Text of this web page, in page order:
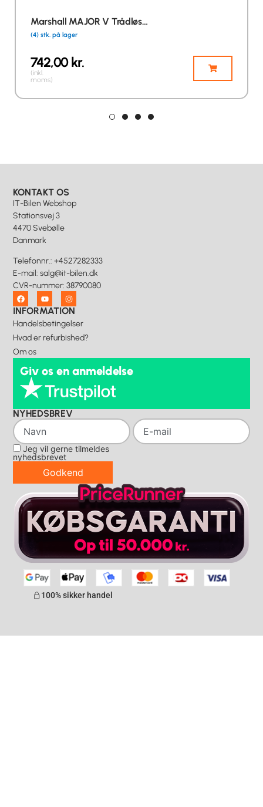
Marshall MAJOR V Trådløs…
(4) stk. på lager
742,00kr.
(inkl.
moms)
KONTAKT OS
IT-Bilen Webshop
Stationsvej 3
4470 Svebølle
Danmark
Telefonnr.: +4527282333
E-mail:salg@it-bilen.dk
CVR-nummer: 38790080
INFORMATION
Handelsbetingelser
Hvad er refurbished?
Om os
Giv os en anmeldelse
NYHEDSBREV
Jeg vil gerne tilmeldes
nyhedsbrevet
Godkend
100% sikker handel